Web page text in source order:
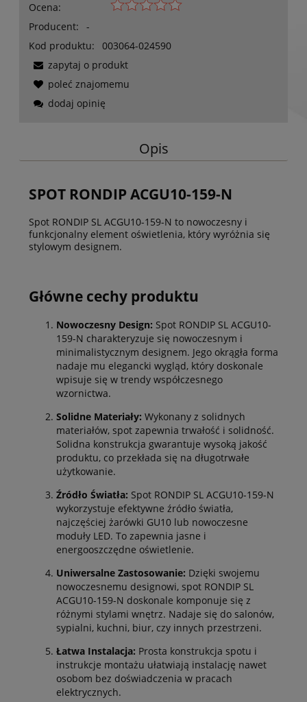
Ocena:
Producent:
-
Kod produktu:
003064-024590
zapytaj o produkt
poleć znajomemu
dodaj opinię
Opis
SPOT RONDIP ACGU10-159-N
Spot RONDIP SL ACGU10-159-N to nowoczesny i
funkcjonalny element oświetlenia, który wyróżnia się
stylowym designem.
Główne cechy produktu
Nowoczesny Design: Spot RONDIP SL ACGU10-
159-N charakteryzuje się nowoczesnym i
minimalistycznym designem. Jego okrągła forma
nadaje mu elegancki wygląd, który doskonale
wpisuje się w trendy współczesnego
wzornictwa.
Solidne Materiały: Wykonany z solidnych
materiałów, spot zapewnia trwałość i solidność.
Solidna konstrukcja gwarantuje wysoką jakość
produktu, co przekłada się na długotrwałe
użytkowanie.
Źródło Światła: Spot RONDIP SL ACGU10-159-N
wykorzystuje efektywne źródło światła,
najczęściej żarówki GU10 lub nowoczesne
moduły LED. To zapewnia jasne i
energooszczędne oświetlenie.
Uniwersalne Zastosowanie: Dzięki swojemu
nowoczesnemu designowi, spot RONDIP SL
ACGU10-159-N doskonale komponuje się z
różnymi stylami wnętrz. Nadaje się do salonów,
sypialni, kuchni, biur, czy innych przestrzeni.
Łatwa Instalacja: Prosta konstrukcja spotu i
instrukcje montażu ułatwiają instalację nawet
osobom bez doświadczenia w pracach
elektrycznych.